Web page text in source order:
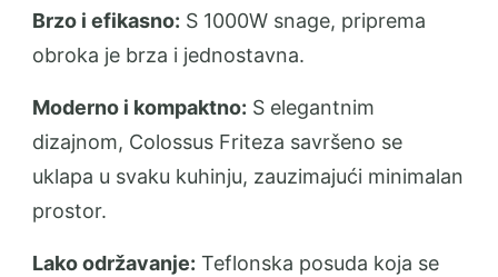
Brzo i efikasno: S 1000W snage, priprema
obroka je brza i jednostavna.
Moderno i kompaktno: S elegantnim
dizajnom, Colossus Friteza savršeno se
uklapa u svaku kuhinju, zauzimajući minimalan
prostor.
Lako održavanje: Teflonska posuda koja se